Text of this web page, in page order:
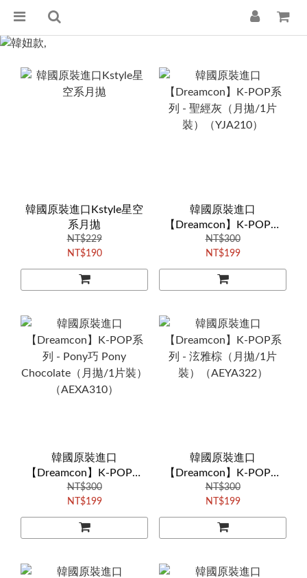
韓國原裝進口Kstyle星空
系月拋
NT$229
NT$190
韓國原裝進口
【Dreamcon】K-POP系
列 - 聖經灰（月拋/1片
裝）（YJA210）
NT$300
NT$199
韓國原裝進口
【Dreamcon】K-POP系
列 - Pony巧 Pony
Chocolate（月拋/1片裝）
（AEXA310）
NT$300
NT$199
韓國原裝進口
【Dreamcon】K-POP系
列 - 泫雅棕（月拋/1片
裝）（AEYA322）
NT$300
NT$199